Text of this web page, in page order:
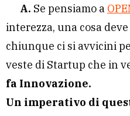
A. Se pensiamo a
interezza, una cosa
chiunque ci si avvicini
veste di Startup che in
fa Innovazione.
Un imperativo di